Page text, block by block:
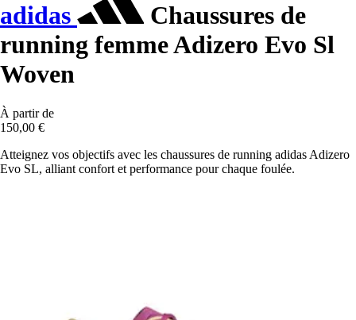
adidas
Chaussures de
running femme Adizero Evo Sl
Woven
À partir de
150,00 €
Atteignez vos objectifs avec les chaussures de running adidas Adizero
Evo SL, alliant confort et performance pour chaque foulée.